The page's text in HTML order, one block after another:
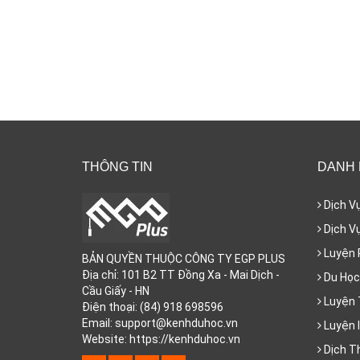
THÔNG TIN
BẢN QUYỀN THUỘC CÔNG TY EGP PLUS
Địa chỉ: 101 B2 TT Đồng Xa - Mai Dịch -
Cầu Giấy - HN
Điện thoại: (84) 918 698596
Email: support@kenhduhoc.vn
Website: https://kenhduhoc.vn
DANH
Dịch
Dịch
Luyện
Du
Luyện
Luyện
Dịch